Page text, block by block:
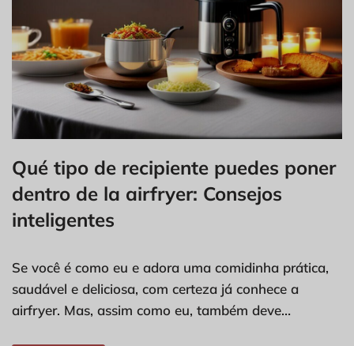
Qué tipo de recipiente puedes poner
dentro de la airfryer: Consejos
inteligentes
Se você é como eu e adora uma comidinha prática,
saudável e deliciosa, com certeza já conhece a
airfryer. Mas, assim como eu, também deve…